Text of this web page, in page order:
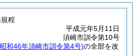
程
平成元年5月11日
須崎市訓令第10号
和46年須崎市訓令第4号)の全部を改